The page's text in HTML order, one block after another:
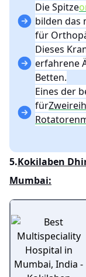
Die Spitze
bilden das
für
Dieses
erfahrene
Betten.
Eines der
für
5.Kokilaben
Mumbai: